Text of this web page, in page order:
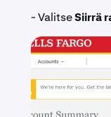
- ValitseSiirrä